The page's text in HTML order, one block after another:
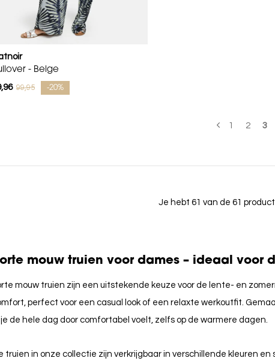
- Beige
99,95 -20%
1 2 3
Je hebt 61 van de 61
mouw truien voor dames – ideaal voor
mouw truien zijn een uitstekende keuze voor de lente- en
perfect voor een casual look of een relaxte werkoutfit.
de hele dag door comfortabel voelt, zelfs op de warmere dagen.
truien in onze collectie zijn verkrijgbaar in verschillende kleuren